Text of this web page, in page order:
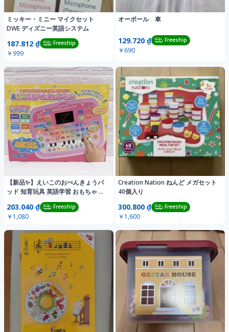
ミッキー・ミニー マイクセット
DWE ディズニー英語システム
187.812 ₫ Freeship
￥999
オーボール 車
129.720 ₫ Freeship
￥690
【新品✨】えいこのおべんきょうパ
ッド 知育玩具 英語学習 おもちゃ ピ
203.040 ₫ Freeship
￥1,080
Creation Nation ねんど メガセット
40個入り
300.800 ₫ Freeship
￥1,600